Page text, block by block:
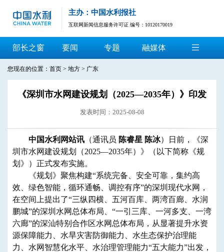
主办：中国水利报社
互联网新闻信息服务许可证 编号：10120170019
部长之窗 要闻 专题 融媒体
您现在的位置： 首页 > 地方 > 广东
《深圳市水网建设规划（2025—2035年）》印发
发表时间：2025-08-08
中国水利网站讯 （通讯员 陈睿星 陈冰）日前，《深
圳市水网建设规划（2025—2035年）》（以下简称《规
划》）正式发布实施。
《规划》聚焦构建“系统完备、安全可靠，集约高
效、绿色智能，循环通畅、调控有序”的深圳现代水网，
在空间上提出了“三纵四横、五河百库、两湾百廊、水润
鹏城”的深圳水网总体布局、“一引三库、一河多支、一湾
六廊”的深汕特别合作区水网总体布局，从显著提升水资
源保障能力、水旱灾害防御能力、水生态保护治理能
力、水网智慧化水平、水治理管理能力“五大能力”出发，